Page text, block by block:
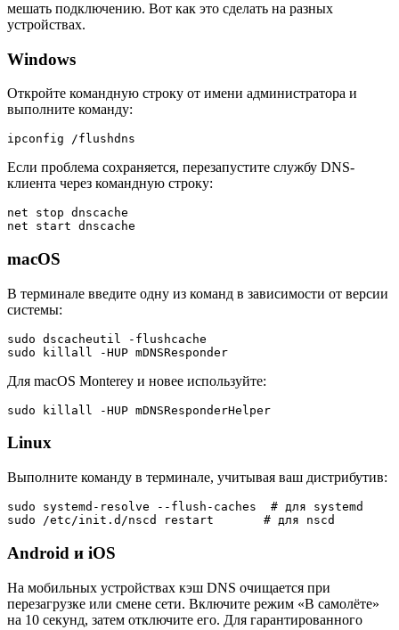
мешать подключению. Вот как это сделать на разных
устройствах.
Windows
Откройте командную строку от имени администратора и
выполните команду:
ipconfig /flushdns
Если проблема сохраняется, перезапустите службу DNS-
клиента через командную строку:
net stop dnscache
net start dnscache
macOS
В терминале введите одну из команд в зависимости от версии
системы:
sudo dscacheutil -flushcache
sudo killall -HUP mDNSResponder
Для macOS Monterey и новее используйте:
sudo killall -HUP mDNSResponderHelper
Linux
Выполните команду в терминале, учитывая ваш дистрибутив:
sudo systemd-resolve --flush-caches  # для systemd
sudo /etc/init.d/nscd restart       # для nscd
Android и iOS
На мобильных устройствах кэш DNS очищается при
перезагрузке или смене сети. Включите режим «В самолёте»
на 10 секунд, затем отключите его. Для гарантированного